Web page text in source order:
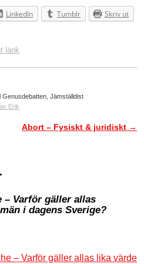
LinkedIn Tumblr Skriv ut
länk
Genusdebatten, Jämställdist
Erik
Abort – Fysiskt & juridiskt →
– Varför gäller allas
i dagens Sverige?
– Varför gäller allas lika värde